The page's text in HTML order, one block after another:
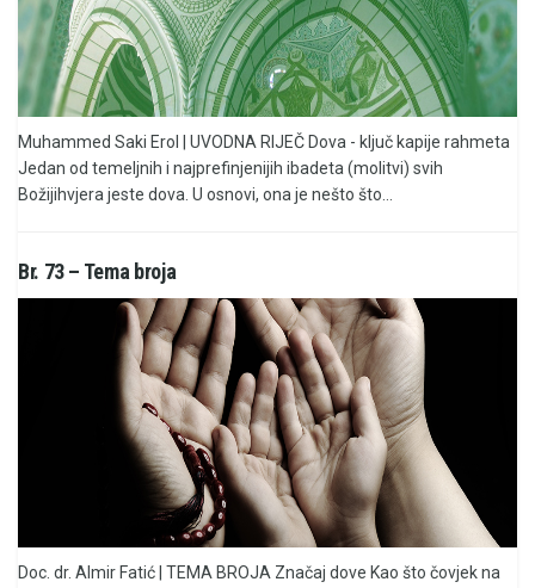
Muhammed Saki Erol | UVODNA RIJEČ Dova - ključ kapije rahmeta
Jedan od temeljnih i najprefinjenijih ibadeta (molitvi) svih
Božijihvjera jeste dova. U osnovi, ona je nešto što...
Br. 73 – Tema broja
Doc. dr. Almir Fatić | TEMA BROJA Značaj dove Kao što čovjek na